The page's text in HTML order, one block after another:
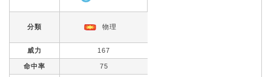
分類 物理
威力 167
命中率 75